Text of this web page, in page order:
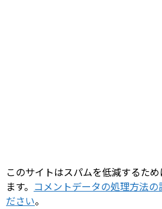
このサイトはスパムを低減するた
ます。 コメントデータの処理方法
ださい。